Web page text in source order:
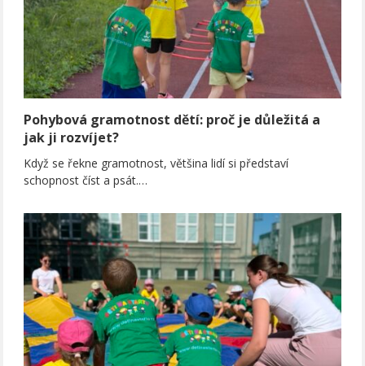
Pohybová gramotnost dětí: proč je důležitá a
jak ji rozvíjet?
Když se řekne gramotnost, většina lidí si představí
schopnost číst a psát.…